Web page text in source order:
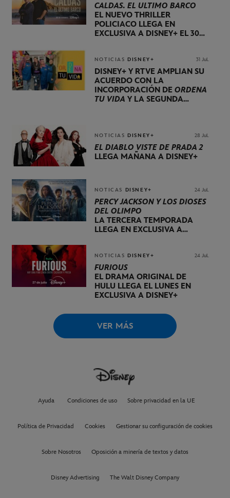
CALDAS. EL ÚLTIMO BARCO
EL NUEVO THRILLER
POLICIACO LLEGA EN
EXCLUSIVA A DISNEY+ EL 30
NOTICIAS DISNEY+ 31 Jul.
DISNEY+ Y RTVE AMPLÍAN SU
ACUERDO CON LA
INCORPORACIÓN DE ORDENA
TU VIDA Y LA SEGUNDA
NOTICIAS DISNEY+ 28 Jul.
EL DIABLO VISTE DE PRADA 2
LLEGA MAÑANA A DISNEY+
NOTICAS DISNEY+ 24 Jul.
PERCY JACKSON Y LOS DIOSES
DEL OLIMPO
LA TERCERA TEMPORADA
LLEGA EN EXCLUSIVA A
NOTICIAS DISNEY+ 24 Jul.
FURIOUS
EL DRAMA ORIGINAL DE
HULU LLEGA EL LUNES EN
EXCLUSIVA A DISNEY+
VER MÁS
Ayuda Condiciones de uso Sobre privacidad en la UE
Política de Privacidad Cookies Gestionar su configuración de cookies
Sobre Nosotros Oposición a minería de textos y datos
Disney Advertising The Walt Disney Company